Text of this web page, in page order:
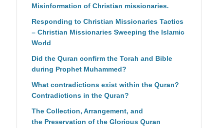
Misinformation of Christian missionaries.
Responding to Christian Missionaries Tactics
– Christian Missionaries Sweeping the Islamic
World
Did the Quran confirm the Torah and Bible
during Prophet Muhammed?
What contradictions exist within the Quran?
Contradictions in the Quran?
The Collection, Arrangement, and
the Preservation of the Glorious Quran